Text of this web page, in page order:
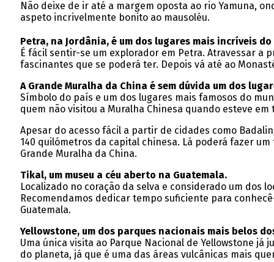
Não deixe de ir até a margem oposta ao rio Yamuna,
aspeto incrivelmente bonito ao mausoléu.
Petra, na Jordânia, é um dos lugares mais incríveis do
É fácil sentir-se um explorador em Petra. Atravessar a
fascinantes que se poderá ter. Depois vá até ao
A Grande Muralha da China é sem dúvida um dos
Símbolo do país e um dos lugares mais famosos do
quem não visitou a Muralha Chinesa quando esteve
Apesar do acesso fácil a partir de cidades como
140 quilómetros da capital chinesa. Lá poderá fazer
Grande Muralha da China.
Tikal, um museu a céu aberto na Guatemala.
Localizado no coração da selva e considerado um dos
Recomendamos dedicar tempo suficiente para
Guatemala.
Yellowstone, um dos parques nacionais mais belos
Uma única visita ao Parque Nacional de Yellowstone
do planeta, já que é uma das áreas vulcânicas mais